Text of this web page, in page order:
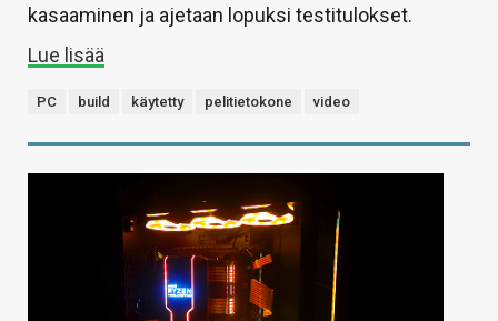
kasaaminen ja ajetaan lopuksi testitulokset.
Lue lisää
PC build käytetty pelitietokone video